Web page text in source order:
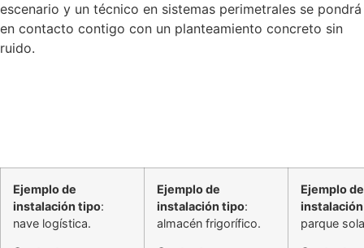
escenario y un técnico en sistemas perimetrales se pondrá
en contacto contigo con un planteamiento concreto sin
ruido.
Ejemplo de
instalación tipo:
nave logística.
Ejemplo de
instalación tipo:
almacén frigorífico.
Ejemplo de
parque